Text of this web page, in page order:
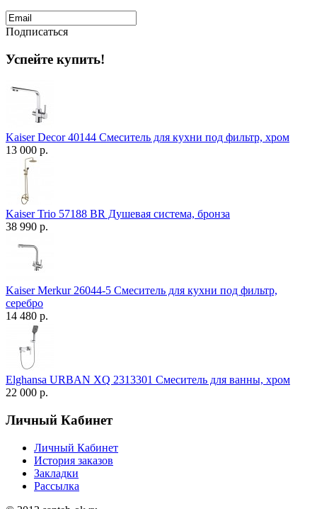
Подписаться
Успейте купить!
Kaiser Decor 40144 Смеситель для кухни под фильтр, хром
13 000 р.
Kaiser Trio 57188 BR Душевая система, бронза
38 990 р.
Kaiser Merkur 26044-5 Смеситель для кухни под фильтр,
серебро
14 480 р.
Elghansa URBAN XQ 2313301 Смеситель для ванны, хром
22 000 р.
Личный Кабинет
Личный Кабинет
История заказов
Закладки
Рассылка